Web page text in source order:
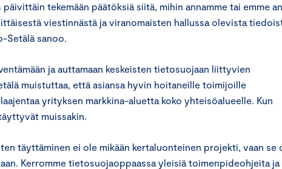
tekemään päätöksiä siitä, mihin annamme tai emme
viestinnästä ja viranomaisten hallussa olevista
Setälä sanoo.
ja auttamaan keskeisten tietosuojaan liittyvien
muistuttaa, että asiansa hyvin hoitaneille toimijoille
yrityksen markkina-aluetta koko yhteisöalueelle. Kun
muissakin.
täyttäminen ei ole mikään kertaluonteinen projekti, vaan se
Kerromme tietosuojaoppaassa yleisiä toimenpideohjeita ja